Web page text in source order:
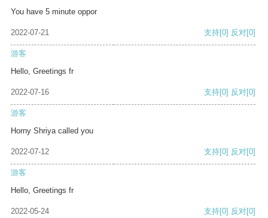
You have 5 minute oppor
2022-07-21 支持[0] 反对[0]
游客
Hello, Greetings fr
2022-07-16 支持[0] 反对[0]
游客
Horny Shriya called you
2022-07-12 支持[0] 反对[0]
游客
Hello, Greetings fr
2022-05-24 支持[0] 反对[0]